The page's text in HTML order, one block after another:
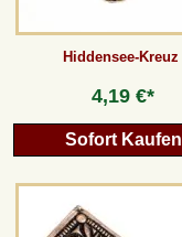
Hiddensee-Kreuz
4,19 €*
Sofort Kaufen